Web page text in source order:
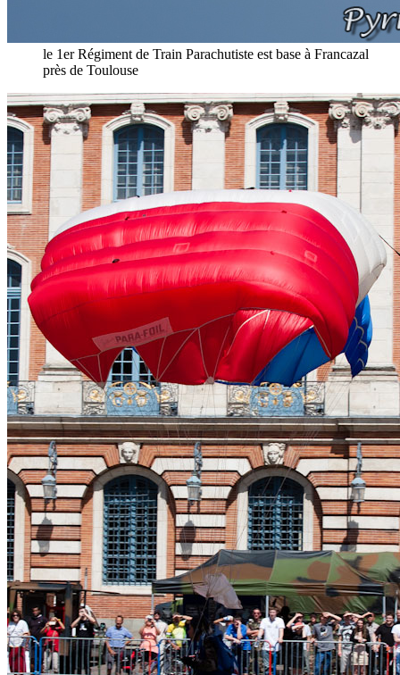
le 1er Régiment de Train Parachutiste est base à Francazal
près de Toulouse